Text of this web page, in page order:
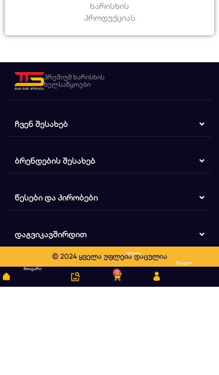
ხარისხის
პროდუქციას
პრემიუმ ხარისხის
ხელსაწყოები
ᲩᲕᲔᲜ ᲨᲔᲡᲐᲮᲔᲑ
ᲑᲠᲔᲜᲓᲔᲑᲘᲡ ᲨᲔᲡᲐᲮᲔᲑ
ᲬᲔᲡᲔᲑᲘ ᲓᲐ ᲞᲘᲠᲝᲑᲔᲑᲘ
ᲓᲐᲒᲕᲘᲙᲐᲕᲨᲘᲠᲓᲘᲗ
© 2024 ყველა უფლება დაცულია
მთავარი
ძიება
0
კალათა
შესვლა